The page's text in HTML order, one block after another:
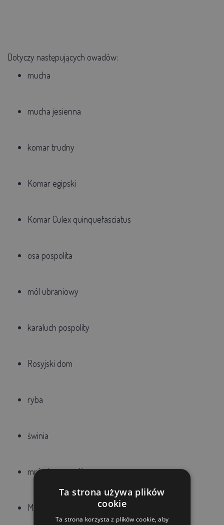
Dotyczy następujących owadów:
mucha
mucha jesienna
komar trudny
Komar egipski
Komar Culex quinquefasciatus
osa pospolita
mól ubraniowy
karaluch pospolity
Rosyjski dom
ryba
świnia
mrówka pospolita
Mrówka faraona
Ta strona używa plików
cookie
Ta strona korzysta z plików cookie, aby